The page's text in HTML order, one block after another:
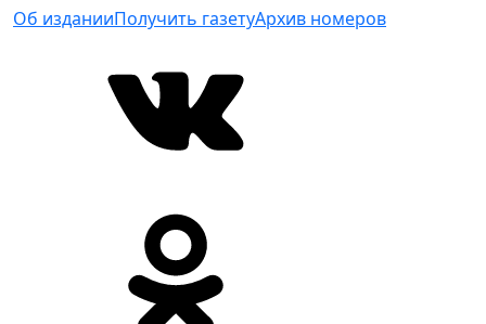
Об изданииПолучить газетуАрхив номеров